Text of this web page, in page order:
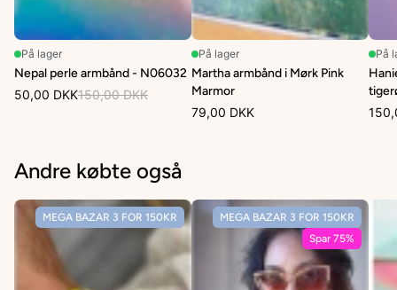
På lager
Nepal perle armbånd - N06032
50,00 DKK150,00 DKK
På lager
Martha armbånd i Mørk Pink
Marmor
79,00 DKK
På
Andre købte også
MEGA BAZAR 3 FOR 150KR
MEGA BAZAR 3 FOR 150KR
Spar 75%